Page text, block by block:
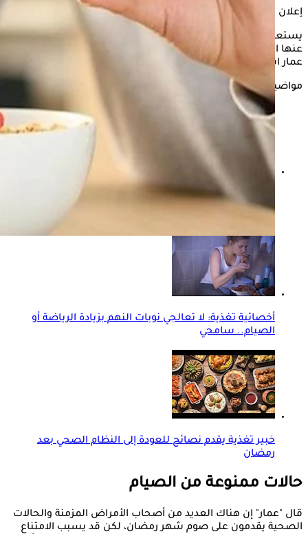
إعلان
يستعرض "الكونسلتو" في هذه السطور الحالات الصحية التي يمنع
عنها الصيام خلال شهر رمضانن وذلك وفقًا لما ذكره الدكتور هشام
عمار استشاري قلب وأوعية دموية.
مواضيع ذات صلة
علامات تكشف أن الصيام المتقطع يضر الجسم.. احذر
ظهورها المستمر
أخصائية تغذية: لا تعالجي نوبات النهم بزيادة الرياضة أو
الصيام.. سامحي
خبير تغذية يقدم نصائح للعودة إلى النظام الصحي بعد
رمضان
حالات ممنوعة من الصيام
قال "عمار" إن هناك العديد من أصحاب الأمراض المزمنة والحالات
الصحية يقدمون على صوم شهر رمضان، لكن قد يسبب الامتناع